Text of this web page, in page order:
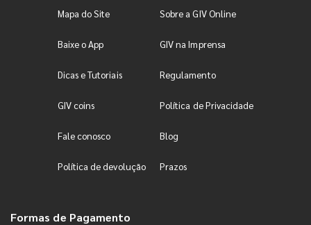
Mapa do Site Sobre a GIV Online
Baixe o App GIV na Imprensa
Dicas e Tutoriais Regulamento
GIV coins Política de Privacidade
Fale conosco Blog
Política de devolução Prazos
Formas de Pagamento